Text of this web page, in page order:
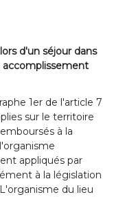
d'un séjour dans
accomplissement
1er de l'article 7
sur le territoire
à la
appliqués par
à la législation
du lieu